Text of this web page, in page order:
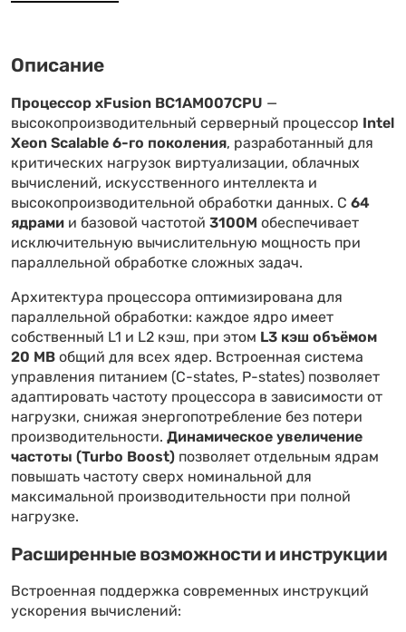
Описание
Процессор xFusion BC1AM007CPU —
высокопроизводительный серверный процессор Intel
Xeon Scalable 6-го поколения, разработанный для
критических нагрузок виртуализации, облачных
вычислений, искусственного интеллекта и
высокопроизводительной обработки данных. С 64
ядрами и базовой частотой 3100M обеспечивает
исключительную вычислительную мощность при
параллельной обработке сложных задач.
Архитектура процессора оптимизирована для
параллельной обработки: каждое ядро имеет
собственный L1 и L2 кэш, при этом L3 кэш объёмом
20 MBобщий для всех ядер. Встроенная система
управления питанием (C-states, P-states) позволяет
адаптировать частоту процессора в зависимости от
нагрузки, снижая энергопотребление без потери
производительности. Динамическое увеличение
частоты (Turbo Boost) позволяет отдельным ядрам
повышать частоту сверх номинальной для
максимальной производительности при полной
нагрузке.
Расширенные возможности и инструкции
Встроенная поддержка современных инструкций
ускорения вычислений: